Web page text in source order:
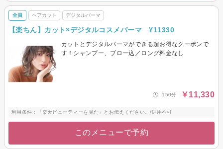
全員 ヘアカット デジタルパーマ
【楽ちん】カット×デジタルコスメパーマ ¥11330
カットとデジタルパーマができる超お得なクーポンで
す！シャンプー、ブロー込／ロング料金なし
150分 ￥11,330
利用条件：「楽天ビューティーを見た」とお伝えください。/併用不可
このメニューで予約